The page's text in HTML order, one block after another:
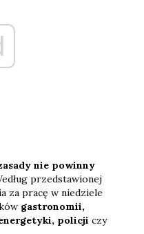
nie powinny
przedstawionej
za pracę w niedziele
gastronomii,
policji czy